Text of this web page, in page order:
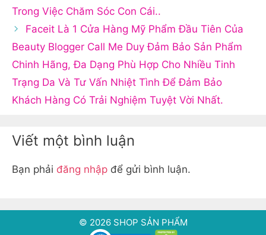
Trong Việc Chăm Sóc Con Cái..
Faceit Là 1 Cửa Hàng Mỹ Phẩm Đầu Tiên Của
Beauty Blogger Call Me Duy Đảm Bảo Sản Phẩm
Chinh Hãng, Đa Dạng Phù Hợp Cho Nhiều Tinh
Trạng Da Và Tư Vấn Nhiệt Tình Để Đảm Bảo
Khách Hàng Có Trải Nghiệm Tuyệt Vời Nhất.
Viết một bình luận
Bạn phải đăng nhập để gửi bình luận.
© 2026 SHOP SẢN PHẨM